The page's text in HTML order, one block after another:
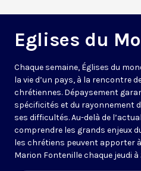
Eglises du
Chaque semaine, Églises du
la vie d’un pays, à la rencontre
chrétiennes. Dépaysement
spécificités et du rayonnement
ses difficultés. Au-delà de
comprendre les grands enjeux
les chrétiens peuvent apporter
Marion Fontenille chaque jeudi à